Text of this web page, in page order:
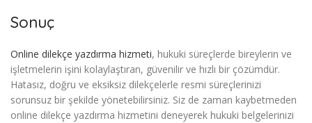
Sonuç
Online dilekçe yazdırma hizmeti, hukuki süreçlerde bireylerin ve
işletmelerin işini kolaylaştıran, güvenilir ve hızlı bir çözümdür.
Hatasız, doğru ve eksiksiz dilekçelerle resmi süreçlerinizi
sorunsuz bir şekilde yönetebilirsiniz. Siz de zaman kaybetmeden
online dilekçe yazdırma hizmetini deneyerek hukuki belgelerinizi